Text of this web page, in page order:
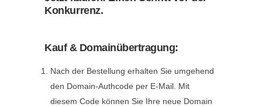
Konkurrenz.
Kauf & Domainübertragung:
Nach der Bestellung erhalten Sie umgehend
den Domain-Authcode per E-Mail. Mit
diesem Code können Sie Ihre neue Domain